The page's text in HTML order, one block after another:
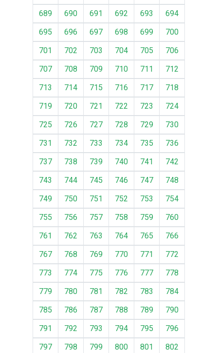
689
690 691 692 693
694
695
696 697 698 699
700
701
702 703 704 705
706
707
708 709 710 711
712
713
714 715 716 717
718
719
720 721 722 723
724
725
726 727 728 729
730
731
732 733 734 735
736
737
738 739 740 741
742
743
744 745 746 747
748
749
750 751 752 753
754
755
756 757 758 759
760
761
762 763 764 765
766
767
768 769 770 771
772
773
774 775 776 777
778
779
780 781 782 783
784
785
786 787 788 789
790
791
792 793 794 795
796
797
798 799 800 801 802